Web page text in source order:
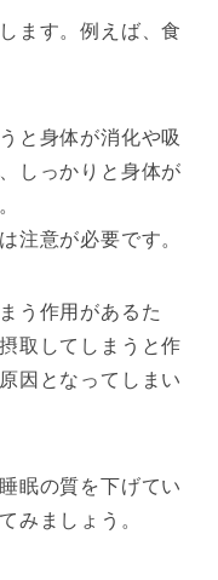
ます。例えば、食
と身体が消化や吸
しっかりと身体が
注意が必要です。
う作用があるた
取してしまうと作
因となってしまい
眠の質を下げてい
みましょう。